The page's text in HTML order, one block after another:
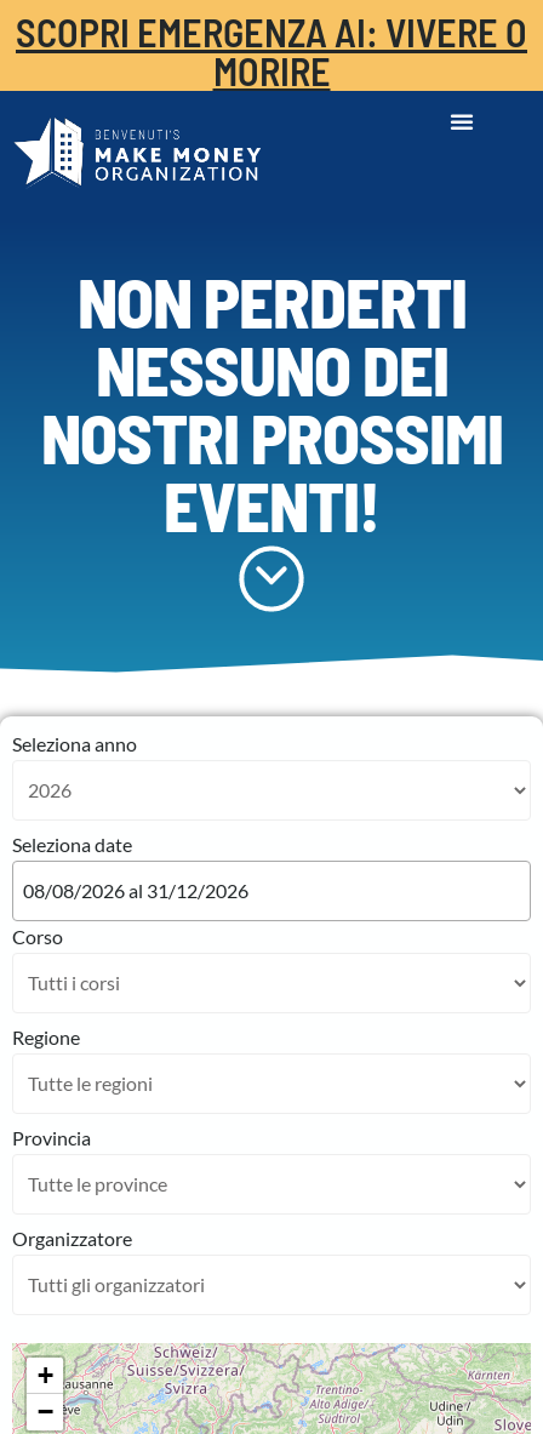
SCOPRI EMERGENZA AI: VIVERE O
MORIRE
NON PERDERTI
NESSUNO DEI
NOSTRI PROSSIMI
EVENTI!
Seleziona anno
Seleziona date
Corso
Regione
Provincia
Organizzatore
+
−